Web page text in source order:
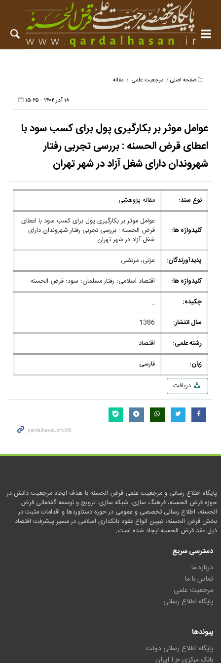
صفحه اصلی مرجعیت علمی مقاله
۱۸ آذر ۱۴۰۲ - ۱۵:۲۵
عوامل موثر بر بکارگیری پول برای کسب سود با
اعطای قرض الحسنه : بررسی تجربی رفتار
شهروندان دارای شغل آزاد در شهر تهران
نوع سند: مقاله پژوهشی
کلیدواژه ها:
عوامل موثر بر بکارگیری پول برای کسب سود با اعطای
قرض الحسنه : بررسی تجربی رفتار شهروندان دارای
شغل آزاد در شهر تهران
پدیدآورندگان:
عزتی، مرتضی
کلیدواژه ها:
اقتصاد اسلامی؛ رفتار مسلمان؛ سود؛ قرض الحسنه
چکیده:
_
سال انتشار:
1386
رشته علمی:
اقتصاد
زبان:
فارسی
دریافت
پایگاه اطلاع رسانی و مرجعیت علمی قرض الحسنه با هدف ایجاد مرجعیت دانش در
حوزه قرض الحسنه، فرهنگ سازی، شبکه سازی، ترویج و توسعه گفتمانی قرض
الحسنه، اطلاع رسانی تخصصی و عمومی در حوزه دستاوردها و اقدامات مثبت در
بخش قرض الحسنه، تبیین انواع عقود بانکداری اسلامی در مسیر پیشرفت اقتصاد
ذیل عقد قرض الحسنه ایجاد شده است.
دسترسی سریع
درباره ما
تماس با ما
مرجعیت علمی
پایگاه اطلاع رسانی
پیوندها
پایگاه اطلاع رسانی دولت
بانک مرکزی ج.ا.ایران